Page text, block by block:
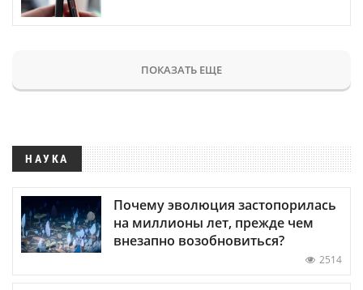
ПОКАЗАТЬ ЕЩЕ
НАУКА
Почему эволюция застопорилась
на миллионы лет, прежде чем
внезапно возобновиться?
2514